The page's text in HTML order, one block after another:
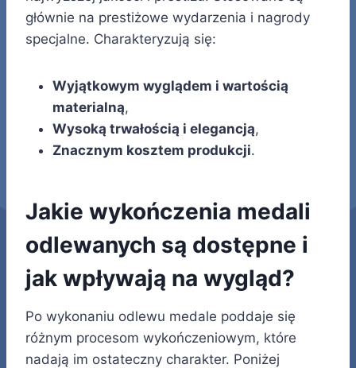
głównie na prestiżowe wydarzenia i nagrody
specjalne. Charakteryzują się:
Wyjątkowym wyglądem i wartością
materialną,
Wysoką trwałością i elegancją,
Znacznym kosztem produkcji.
Jakie wykończenia medali
odlewanych są dostępne i
jak wpływają na wygląd?
Po wykonaniu odlewu medale poddaje się
różnym procesom wykończeniowym, które
nadają im ostateczny charakter. Poniżej